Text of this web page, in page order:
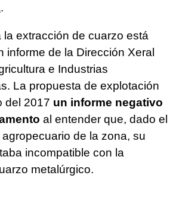
.
la extracción de cuarzo está
informe de la Dirección Xeral
e Industrias
La propuesta de explotación
del 2017 un informe negativo
al entender que, dado el
de la zona, su
incompatible con la
metalúrgico.